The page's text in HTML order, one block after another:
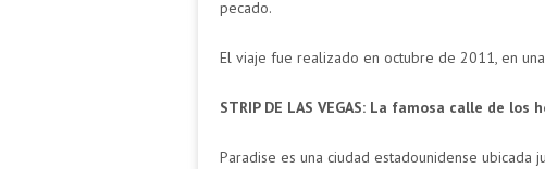
pecado.
El viaje fue realizado en octubre de 2011, en
STRIP DE LAS VEGAS: La famosa calle de los
Paradise es una ciudad estadounidense